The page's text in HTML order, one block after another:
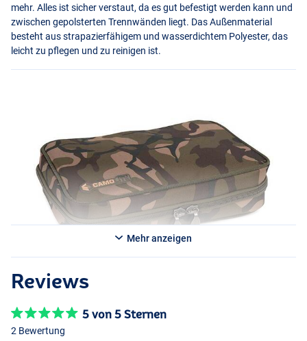
mehr. Alles ist sicher verstaut, da es gut befestigt werden kann und
zwischen gepolsterten Trennwänden liegt. Das Außenmaterial
besteht aus strapazierfähigem und wasserdichtem Polyester, das
leicht zu pflegen und zu reinigen ist.
Mehr anzeigen
Reviews
5 von 5 Sternen
2 Bewertung